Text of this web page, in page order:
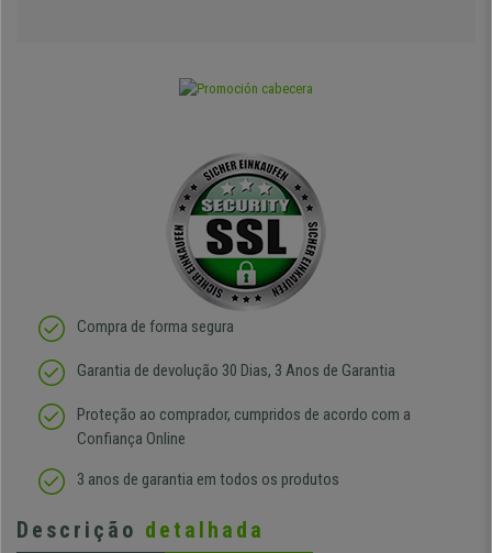
Compra de forma segura
Garantia de devolução 30 Dias, 3 Anos de Garantia
Proteção ao comprador, cumpridos de acordo com a
Confiança Online
3 anos de garantia em todos os produtos
Descrição detalhada